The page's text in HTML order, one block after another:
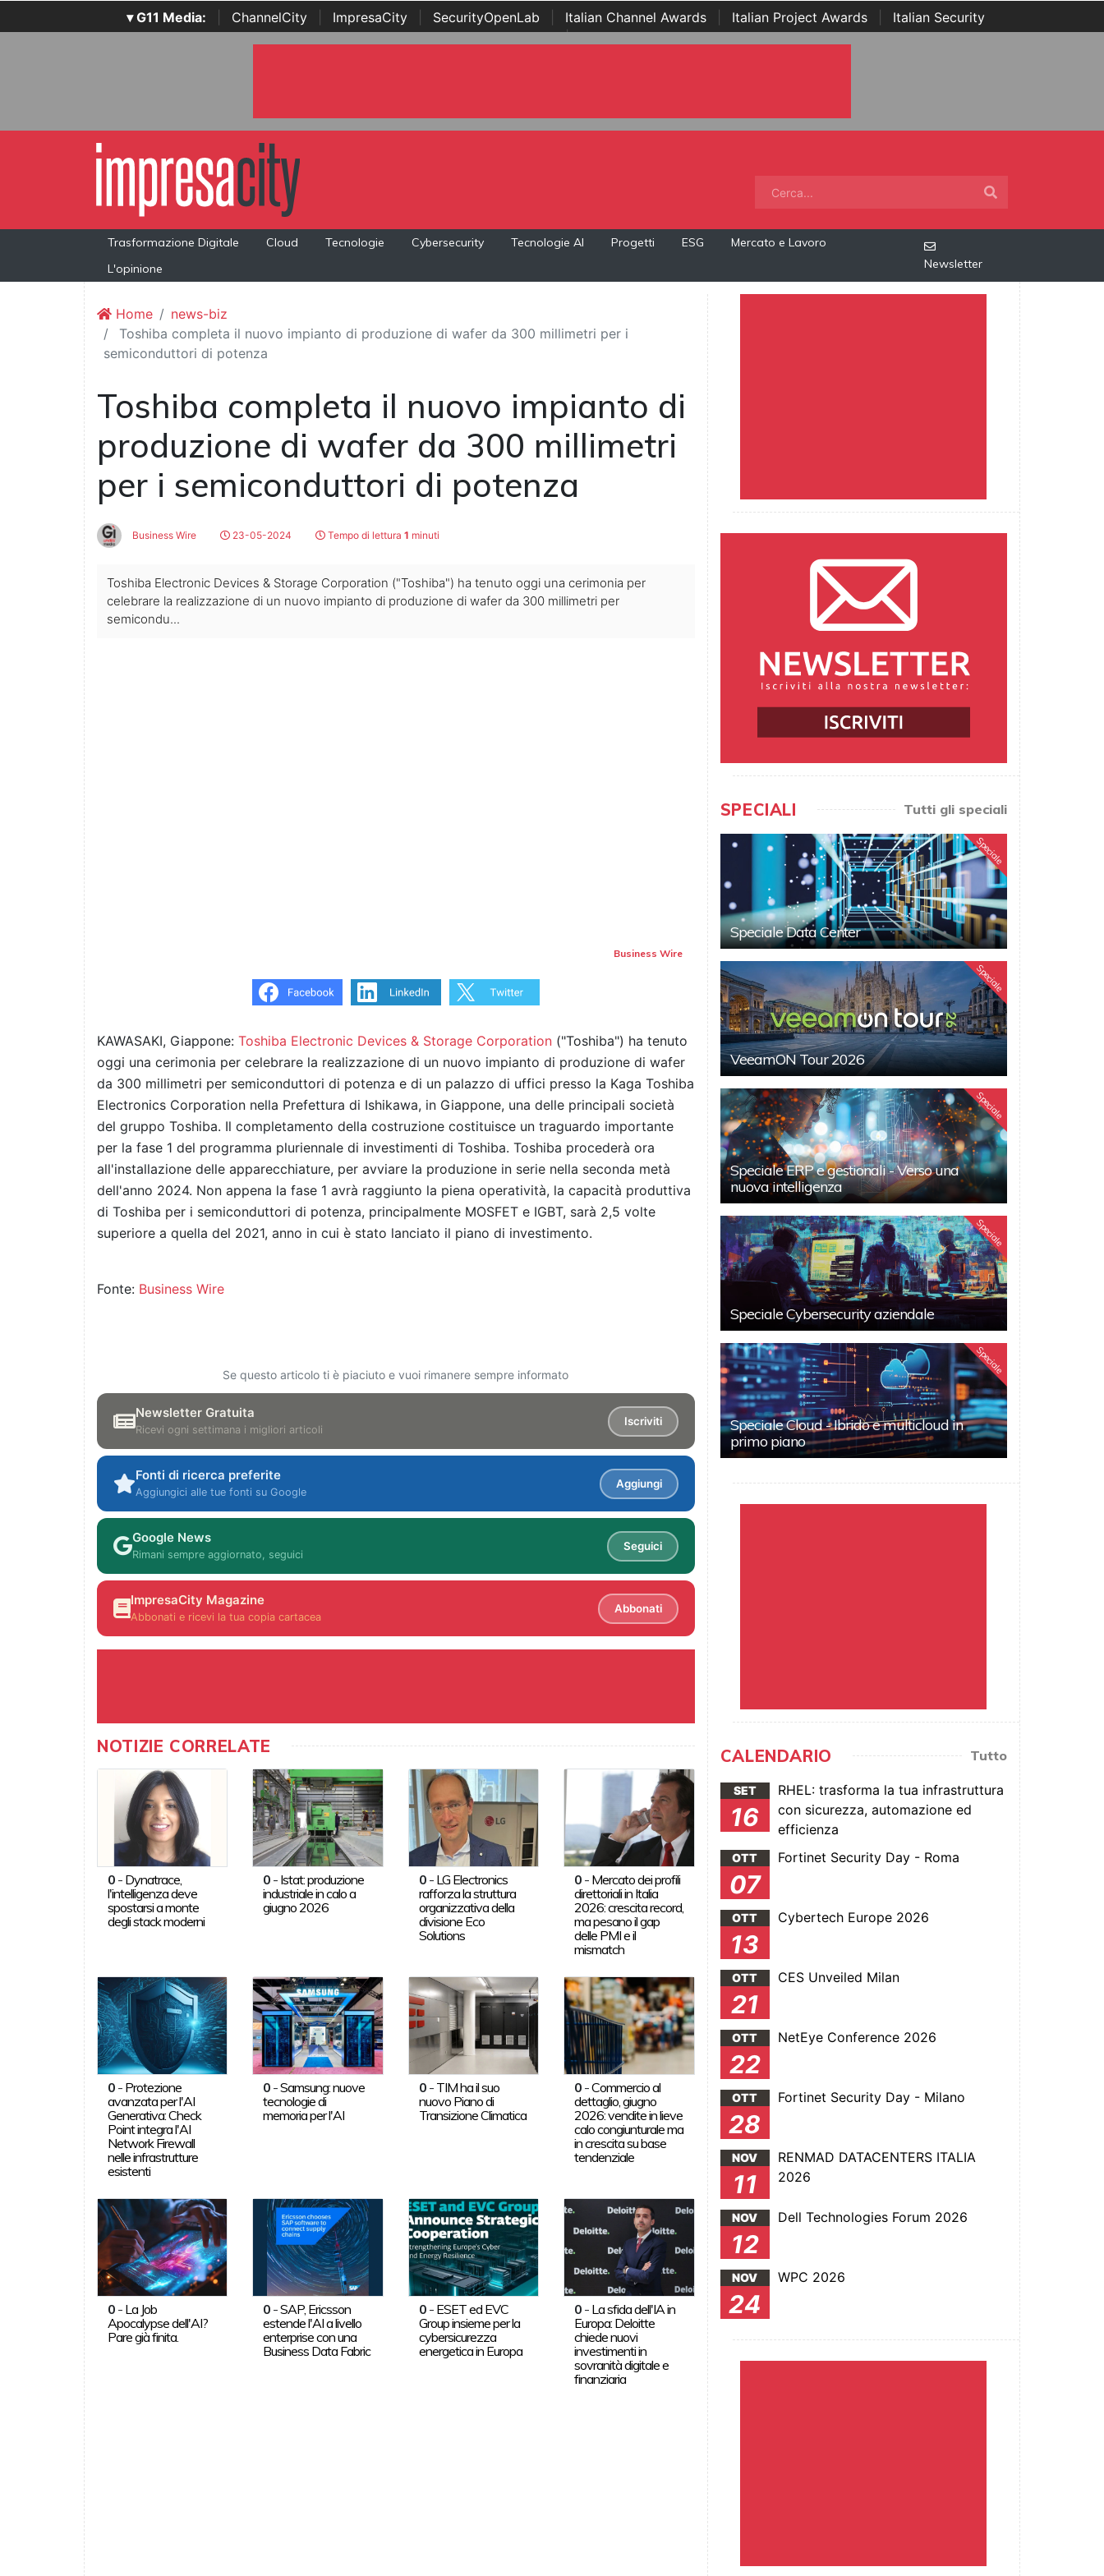
▾ G11 Media: ChannelCity ImpresaCity SecurityOpenLab Italian Channel Awards Italian Project Awards
Italian Security
Awards | ...
Trasformazione Digitale Cloud Tecnologie Cybersecurity Tecnologie AI Progetti ESG
Mercato e Lavoro
L'opinione
Newsletter
Home
news-biz
Toshiba completa il nuovo impianto di produzione di wafer da 300 millimetri per i
semiconduttori di potenza
Toshiba completa il nuovo impianto di
produzione di wafer da 300 millimetri
per i semiconduttori di potenza
Business Wire 23-05-2024 Tempo di lettura 1 minuti
Toshiba Electronic Devices & Storage Corporation ("Toshiba") ha tenuto oggi una cerimonia per
celebrare la realizzazione di un nuovo impianto di produzione di wafer da 300 millimetri per
semicondu...
Business Wire
KAWASAKI, Giappone: Toshiba Electronic Devices & Storage Corporation ("Toshiba") ha tenuto
oggi una cerimonia per celebrare la realizzazione di un nuovo impianto di produzione di wafer
da 300 millimetri per semiconduttori di potenza e di un palazzo di uffici presso la Kaga Toshiba
Electronics Corporation nella Prefettura di Ishikawa, in Giappone, una delle principali società
del gruppo Toshiba. Il completamento della costruzione costituisce un traguardo importante
per la fase 1 del programma pluriennale di investimenti di Toshiba. Toshiba procederà ora
all'installazione delle apparecchiature, per avviare la produzione in serie nella seconda metà
dell'anno 2024. Non appena la fase 1 avrà raggiunto la piena operatività, la capacità produttiva
di Toshiba per i semiconduttori di potenza, principalmente MOSFET e IGBT, sarà 2,5 volte
superiore a quella del 2021, anno in cui è stato lanciato il piano di investimento.
Fonte: Business Wire
Se questo articolo ti è piaciuto e vuoi rimanere sempre informato
Newsletter Gratuita
Ricevi ogni settimana i migliori articoli
Iscriviti
Fonti di ricerca preferite
Aggiungici alle tue fonti su Google
Aggiungi
Google News
Rimani sempre aggiornato, seguici
Seguici
ImpresaCity Magazine
Abbonati e ricevi la tua copia cartacea
Abbonati
NOTIZIE CORRELATE
0- Dynatrace,
l'intelligenza deve
spostarsi a monte
degli stack moderni
0 - Istat: produzione
industriale in calo a
giugno 2026
0- LG Electronics
rafforza la struttura
organizzativa della
divisione Eco
Solutions
0 - Mercato dei profili
direttoriali in Italia
2026: crescita record,
ma pesano il gap
delle PMI e il
mismatch
0- Protezione
avanzata per l'AI
Generativa: Check
Point integra l'AI
Network Firewall
nelle infrastrutture
esistenti
0 -Samsung: nuove
tecnologie di
memoria per l'AI
0- TIM ha il suo
nuovo Piano di
Transizione Climatica
0 -Commercio al
dettaglio, giugno
2026: vendite in lieve
calo congiunturale ma
in crescita su base
tendenziale
0- La Job
Apocalypse dell'AI?
Pare già finita.
0 -SAP, Ericsson
estende l'AI a livello
enterprise con una
Business Data Fabric
0- ESET ed EVC
Group insieme per la
cybersicurezza
energetica in Europa
0 - La sfida dell'IA in
Europa: Deloitte
chiede nuovi
investimenti in
sovranità digitale e
finanziaria
SPECIALI Tutti gli speciali
Speciale
Speciale Data Center
Speciale
VeeamON Tour 2026
Speciale
Speciale ERP e gestionali - Verso una
nuova intelligenza
Speciale
Speciale Cybersecurity aziendale
Speciale
Speciale Cloud - Ibrido e multicloud in
primo piano
CALENDARIO Tutto
SET
16
RHEL: trasforma la tua infrastruttura
con sicurezza, automazione ed
efficienza
OTT
07
Fortinet Security Day - Roma
OTT
13
Cybertech Europe 2026
OTT
21
CES Unveiled Milan
OTT
22
NetEye Conference 2026
OTT
28
Fortinet Security Day - Milano
NOV
11
RENMAD DATACENTERS ITALIA
2026
NOV
12
Dell Technologies Forum 2026
NOV
24
WPC 2026